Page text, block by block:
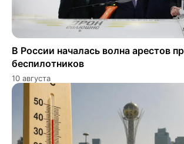
В России началась волна арестов
беспилотников
10 августа